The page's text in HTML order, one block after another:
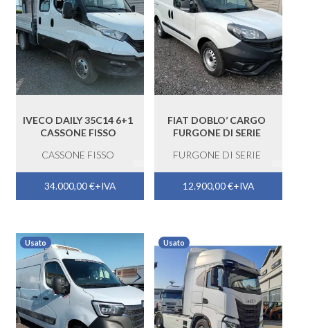
IVECO DAILY 35C14 6+1
CASSONE FISSO
CASSONE FISSO
34.000,00€+IVA
FIAT DOBLO’ CARGO
FURGONE DI SERIE
FURGONE DI SERIE
12.900,00€+IVA
Usato Usato